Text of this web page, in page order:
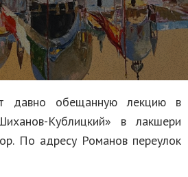
давно обещанную лекцию в
Кублицкий» в лакшери
По адресу Романов переулок